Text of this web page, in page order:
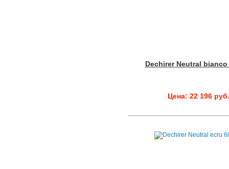
Dechirer Neutral bianco
Цена: 22 196 руб.